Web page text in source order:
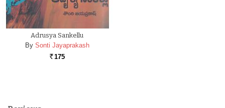
Adrusya Sankellu
By Sonti Jayaprakash
Rs. 175